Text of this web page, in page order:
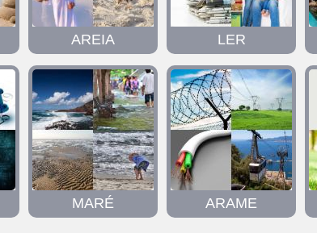
AREIA LER
MARÉ ARAME